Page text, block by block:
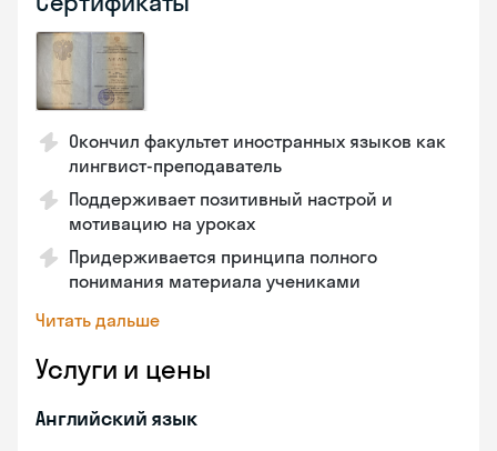
Окончил факультет иностранных языков как
лингвист-преподаватель
Поддерживает позитивный настрой и
мотивацию на уроках
Придерживается принципа полного
понимания материала учениками
Читать дальше
Услуги и цены
Английский язык